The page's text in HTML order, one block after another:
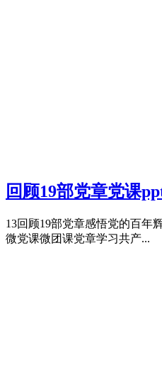
回顾19部党章党课
13回顾19部党章感悟党的百年
微党课微团课党章学习共产...